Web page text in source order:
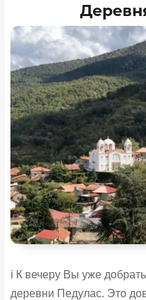
ℹ️ К вечеру Вы уже
деревни Педулас. Это